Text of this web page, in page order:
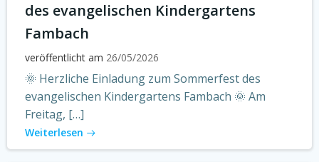
des evangelischen Kindergartens
Fambach
veröffentlicht am 26/05/2026
🌞 Herzliche Einladung zum Sommerfest des
evangelischen Kindergartens Fambach 🌞 Am
Freitag, […]
Weiterlesen